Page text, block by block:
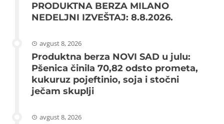
PRODUKTNA BERZA MILANO
NEDELJNI IZVEŠTAJ: 8.8.2026.
avgust 8, 2026
Produktna berza NOVI SAD u julu:
Pšenica činila 70,82 odsto prometa,
kukuruz pojeftinio, soja i stočni
ječam skuplji
avgust 8, 2026